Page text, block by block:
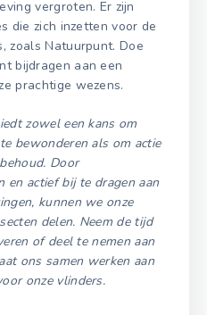
vergroten. Er zijn
die zich inzetten voor de
zoals Natuurpunt. Doe
bijdragen aan een
prachtige wezens.
zowel een kans om
bewonderen als om actie
Door
en actief bij te dragen aan
kunnen we onze
delen. Neem de tijd
of deel te nemen aan
ons samen werken aan
onze vlinders.